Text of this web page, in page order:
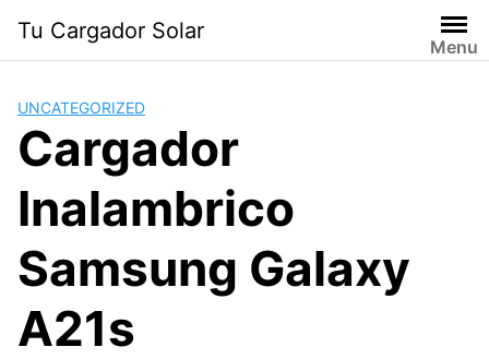
contenido
Tu Cargador Solar
Menu
UNCATEGORIZED
Cargador
Inalambrico
Samsung Galaxy
A21s